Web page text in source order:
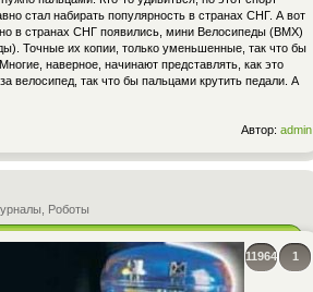
стал набирать популярность в странах СНГ. А вот
в странах СНГ появились, мини Велосипеды (BMX)
Точные их копии, только уменьшенные, так что бы
наверное, начинают представлять, как это
велосипед, так что бы пальцами крутить педали. А
Автор: admin
Роботы
1
11964